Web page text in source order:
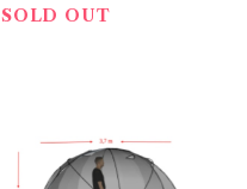
SOLD OUT